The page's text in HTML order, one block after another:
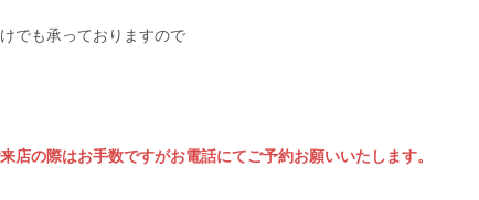
でも承っておりますので
店の際はお手数ですがお電話にてご予約お願いいたします。